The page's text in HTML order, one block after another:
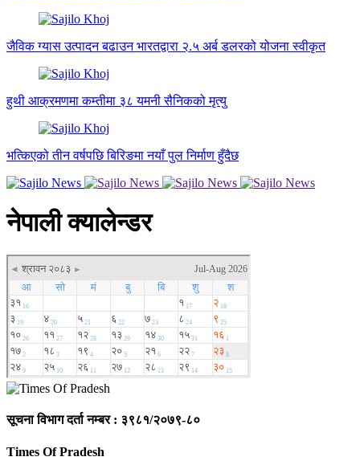
जैविक ग्यास उत्पादन बढाउन भारतद्वारा २.५ अर्ब डलरको योजना स्वीकृत
हुथी आक्रमणमा कम्तीमा ३८ यमनी सैनिकको मृत्यु
भत्किएको तीन वर्षपछि बिरिङमा नयाँ पुल निर्माण हुँदैछ
नेपाली क्यालेन्डर
सूचना विभाग दर्ता नम्बर : ३९८१/२०७९-८०
Times Of Pradesh